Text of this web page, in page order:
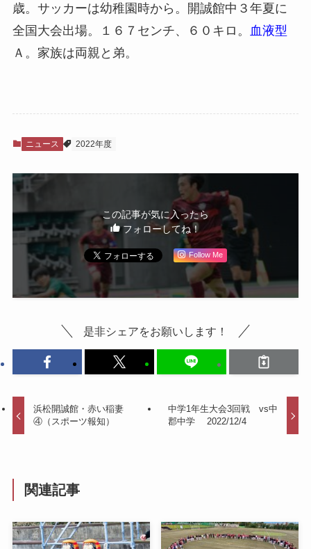
歳。サッカーは幼稚園時から。開誠館中３年夏に
全国大会出場。１６７センチ、６０キロ。
血液型
Ａ。家族は両親と弟。
ニュース 2022年度
この記事が気に入ったら
フォローしてね！
Follow Me
是非シェアをお願いします！
浜松開誠館・赤い稲妻
④（スポーツ報知）
中学1年生大会3回戦 vs中
郡中学 2022/12/4
関連記事